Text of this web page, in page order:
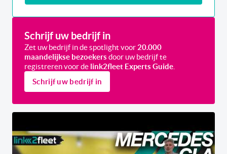
Schrijf uw bedrijf in
Zet uw bedrijf in de spotlight voor20.000
maandelijkse bezoekers door uw bedrijf te
registreren voor de link2fleet Experts Guide.
Schrijf uw bedrijf in